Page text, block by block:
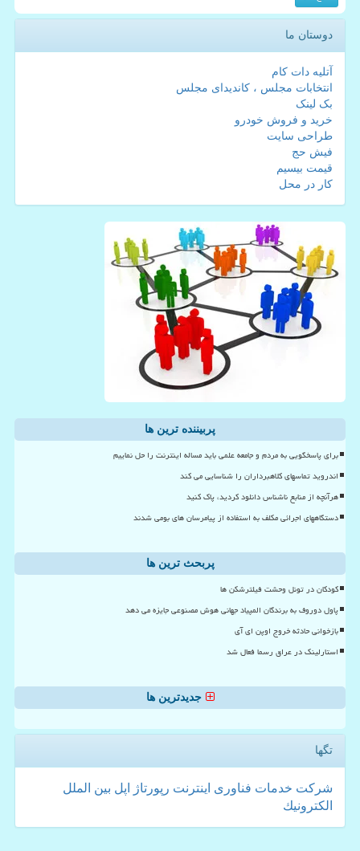
دوستان ما
آتلیه دات کام
انتخابات مجلس ، کاندیدای مجلس
بک لینک
خرید و فروش خودرو
طراحی سایت
فیش حج
قیمت بیسیم
کار در محل
پربیننده ترین ها
برای پاسخگویی به مردم و جامعه علمی باید مساله اینترنت را حل نماییم
اندروید تماسهای کلاهبرداران را شناسایی می کند
هرآنچه از منابع ناشناس دانلود کردید، پاک کنید
دستگاههای اجرائی مکلف به استفاده از پیامرسان های بومی شدند
پربحث ترین ها
کودکان در تونل وحشت فیلترشکن ها
پاول دوروف به برندگان المپیاد جهانی هوش مصنوعی جایزه می دهد
بازخوانی حادثه خروج اوپن ای آی
استارلینک در عراق رسما فعال شد
جدیدترین ها
تگها
شركت خدمات فناوری اینترنت رپورتاژ اپل بین الملل
الكترونیك